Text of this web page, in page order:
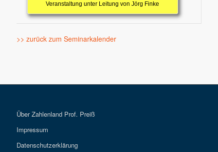
Veranstaltung unter Leitung von Jörg Finke
>> zurück zum Seminarkalender
Über Zahlenland Prof. Preiß
Impressum
Datenschutzerklärung